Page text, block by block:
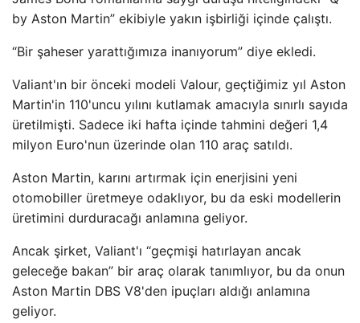
by Aston Martin” ekibiyle yakın işbirliği içinde çalıştı.
“Bir şaheser yarattığımıza inanıyorum” diye ekledi.
Valiant'ın bir önceki modeli Valour, geçtiğimiz yıl Aston
Martin'in 110'uncu yılını kutlamak amacıyla sınırlı sayıda
üretilmişti. Sadece iki hafta içinde tahmini değeri 1,4
milyon Euro'nun üzerinde olan 110 araç satıldı.
Aston Martin, karını artırmak için enerjisini yeni
otomobiller üretmeye odaklıyor, bu da eski modellerin
üretimini durduracağı anlamına geliyor.
Ancak şirket, Valiant'ı “geçmişi hatırlayan ancak
geleceğe bakan” bir araç olarak tanımlıyor, bu da onun
Aston Martin DBS V8'den ipuçları aldığı anlamına
geliyor.